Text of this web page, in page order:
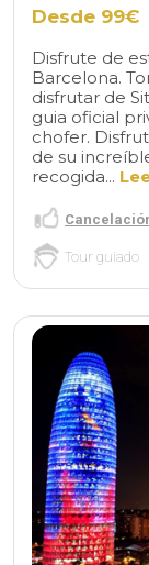
Desde 99€
Disfrute de
Barcelona.
disfrutar de
guia oficial
chofer.
de su
recogida...
Tour guiado